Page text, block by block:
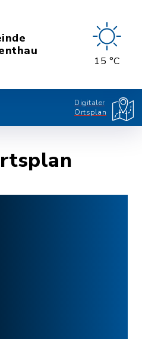
15 °C
Digitaler
Ortsplan